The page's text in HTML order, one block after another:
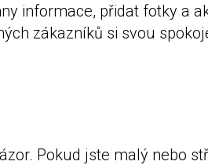
informace, přidat fotky a
zákazníků si svou
Pokud jste malý nebo